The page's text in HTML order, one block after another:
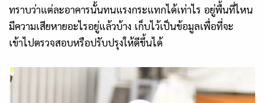
ทราบว่าแต่ละอาคารนั้นทนแรงกระแทกได้เท่าไร อยู่พื้นที่ไหน
มีความเสียหายอะไรอยู่แล้วบ้าง เก็บไว้เป็นข้อมูลเพื่อที่จะ
เข้าไปตรวจสอบหรือปรับปรุงให้ดีขึ้นได้